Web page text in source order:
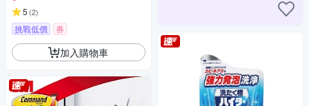
5 (2)
挑戰低價 券
加入購物車